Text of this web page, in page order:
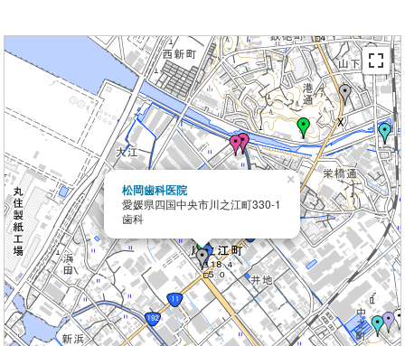
松岡歯科医院
愛媛県四国中央市川之江町330-1
歯科
×